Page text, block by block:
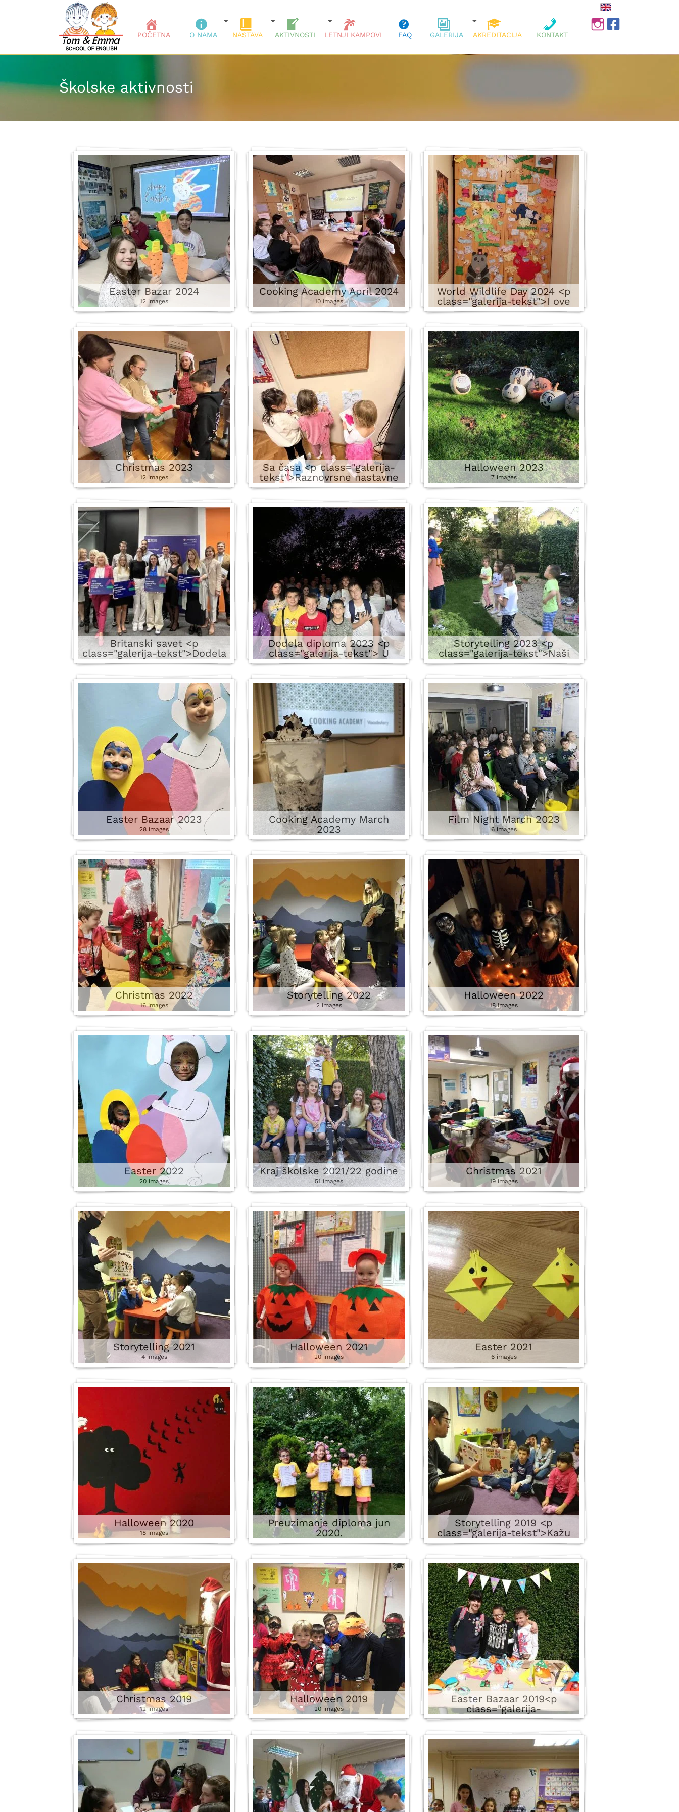
POČETNA O NAMA NASTAVA AKTIVNOSTI LETNJI KAMPOVI FAQ GALERIJA AKREDITACIJA KONTAKT
Školske aktivnosti
Easter Bazar 2024
12 images
Cooking Academy April 2024
10 images
World Wildlife Day 2024 <p
class="galerija-tekst">I ove
godine obeležili smo World
pričali o očuvanju prirode I
deca su na sličicama životinja
pisala kako da očuvamo
životinjski svet. </p>
7 images
Christmas 2023
12 images
Sa časa <p class="galerija-
tekst">Raznovrsne nastavne
aktivnosti od projektovanja
geometrijskih oblika, preko
pisanja razglednica do crtanja
delova tela.</p>
5 images
Halloween 2023
7 images
Britanski savet <p
class="galerija-tekst">Dodela
našoj školi Cambridge
uspešnu saradnju sa
Britanskim savetom u
organizaciji ispita.</p>
Dodela diploma 2023 <p
class="galerija-tekst"> U
maju i junu 2023 godine
polaznika su uspešno položili
jedan od Cambridge ispita.
Cambridge Flyers ispit su
polagali i naši učenici petog
razreda i ostvarili nivo A2.
</p>
4 images
Storytelling 2023 <p
class="galerija-tekst">Naši
najmlađi polaznici na času sa
3 images
Easter Bazaar 2023
28 images
Cooking Academy March
2023
13 images
Film Night March 2023
6 images
Christmas 2022
16 images
Storytelling 2022
2 images
Halloween 2022
18 images
Easter 2022
20 images
Kraj školske 2021/22 godine
51 images
Christmas 2021
19 images
Storytelling 2021
4 images
Halloween 2021
20 images
Easter 2021
6 images
Halloween 2020
18 images
Preuzimanje diploma jun
2020.
7 images
Storytelling 2019 <p
class="galerija-tekst">Kažu
da je knjiga čovekov najbolji
učenje jezika, knjiga je i više
od toga. Dodatno čitanje
doprinosi bržem
savladavanju jezika i bržem
napretku.</p>
21 images
Christmas 2019
12 images
Halloween 2019
20 images
Easter Bazaar 2019<p
class="galerija-
tekst">Pogledajte deo
tradicionalnog uskršnjeg
bazara. Sav prihod i igračke
donirali smo humanitarnoj
organizaciji “Koko Lepo”.</p>
16 images